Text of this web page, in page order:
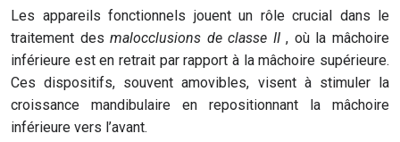
Les appareils fonctionnels jouent un rôle crucial dans le
traitement desmalocclusions de classe II, où la mâchoire
inférieure est en retrait par rapport à la mâchoire supérieure.
Ces dispositifs, souvent amovibles, visent à stimuler la
croissance mandibulaire en repositionnant la mâchoire
inférieure vers l’avant.